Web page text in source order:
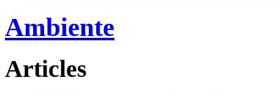
Ambiente
Articles